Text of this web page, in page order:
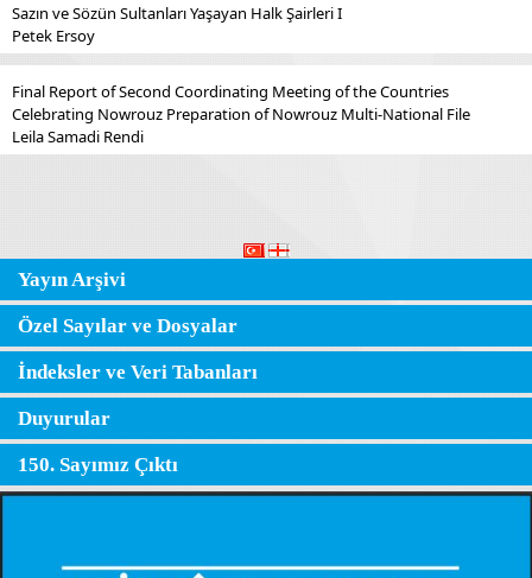
Sazın ve Sözün Sultanları Yaşayan Halk Şairleri I
Petek Ersoy
Final Report of Second Coordinating Meeting of the Countries
Celebrating Nowrouz Preparation of Nowrouz Multi-National File
Leila Samadi Rendi
Yayın Arşivi
Özel Sayılar ve Dosyalar
İndeksler ve Veri Tabanları
Duyurular
150. Sayımız Çıktı